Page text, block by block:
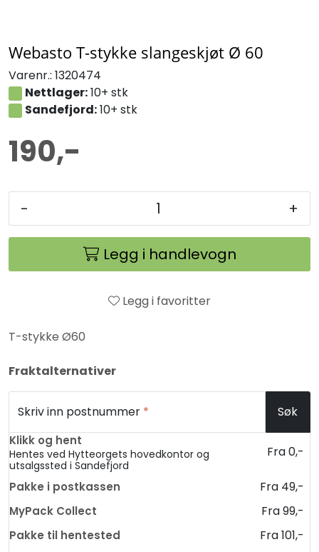
Webasto T-stykke slangeskjøt Ø 60
Varenr.: 1320474
Nettlager:10+ stk
Sandefjord:10+ stk
190,-
- +
Legg i handlevogn
Legg i favoritter
T-stykke Ø60
Fraktalternativer
Skriv inn postnummer * Søk
Klikk og hent
Hentes ved Hytteorgets hovedkontor og
utsalgssted i Sandefjord
Fra 0,-
Pakke i postkassen Fra 49,-
MyPack Collect Fra 99,-
Pakke til hentested Fra 101,-